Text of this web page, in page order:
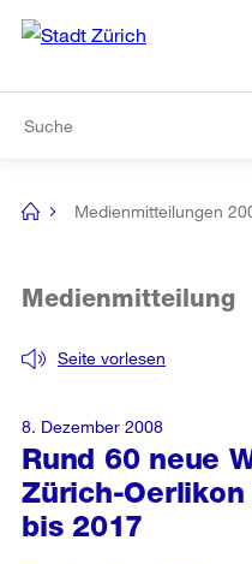
Navigation
[no
Medienmitteilungen
Rund 60 neue
Zürich-
bis 2017
Seite vorlesen
Medienmitteilung
8. Dezember 2008